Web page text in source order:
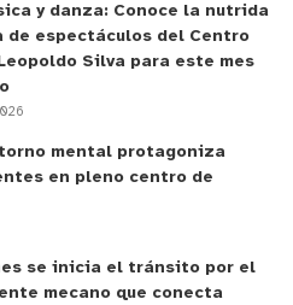
y danza: Conoce la nutrida
de espectáculos del Centro
Silva para este mes
mental protagoniza
en pleno centro de
se inicia el tránsito por el
mecano que conecta